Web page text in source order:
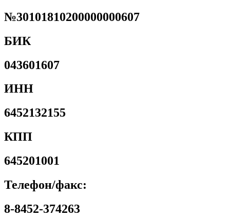
№30101810200000000607
БИК
043601607
ИНН
6452132155
КПП
645201001
Телефон/факс:
8-8452-374263